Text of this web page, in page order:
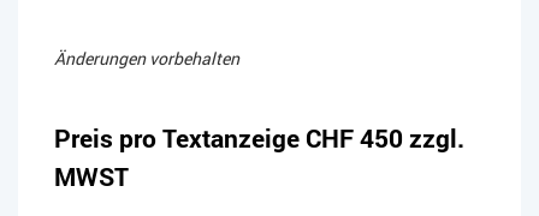
Änderungen vorbehalten
Preis pro Textanzeige CHF 450 zzgl.
MWST